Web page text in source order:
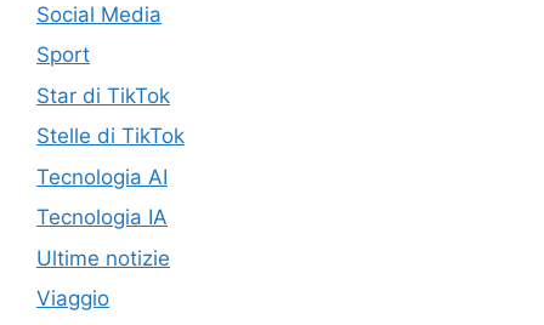
Social Media
Sport
Star di TikTok
Stelle di TikTok
Tecnologia AI
Tecnologia IA
Ultime notizie
Viaggio